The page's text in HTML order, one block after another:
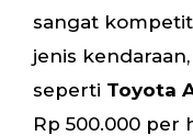
sangat
jenis
seperti Toyota
Rp 500.000 per